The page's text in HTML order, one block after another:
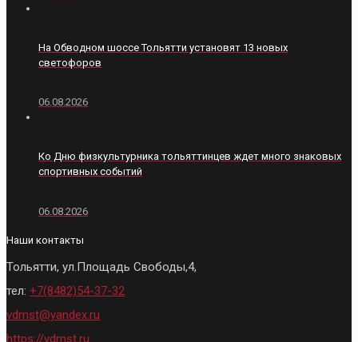
На Обводном шоссе Тольятти установят 13 новых
светофоров
06.08.2026
Ко Дню физкультурника тольяттинцев ждет много знаковых
спортивных событий
06.08.2026
Наши контакты
Тольятти, ул.Площадь Свободы,4,
тел: +7(8482)54-37-32
vdmst@yandex.ru
https://vdmst.ru